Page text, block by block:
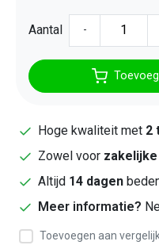
Aantal -
Hoge kwaliteit met 2
Zowel voor zakelijke
Altijd 14 dagen
Meer informatie?
Toevoegen aan